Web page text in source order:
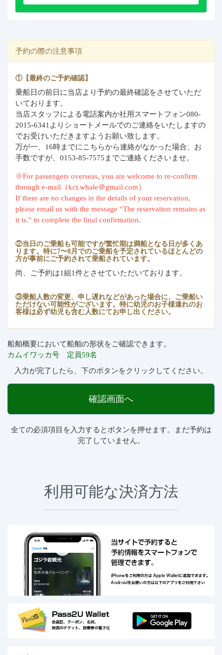
予約の際の注意事項
①【最終のご予約確認】
乗船日の前日に当店より予約の最終確認をさせていただ
いております。
当店スタッフによる電話案内か社用スマートフォン080-
2015-6341よりショートメールでのご連絡をいたしますの
でお受けいただきますようお願い致します。
万が一、16時までにこちらから連絡がなかった場合、お
手数ですが、0153-85-7575までご連絡くださいませ。
※For passengers overseas, you are welcome to re-confirm
through e-mail（kct.whale＠gmail.com）
If there are no changes in the details of your reservation,
please email us with the message “The reservation remains as
it is.” to complete the final confirmation.
②当日のご乗船も可能ですが繁忙期は満船となる日が多くあ
ります。特に7〜8月でのご乗船を予定されているほとんどの
方が事前にご予約されて乗船されています。
尚、ご予約は1組1件とさせていただいております。
③乗船人数の変更、申し遅れなどがあった場合に、ご乗船い
ただけない可能性がございます。特に幼児のお子様連れのお
客様は必ず幼児も含む人数にてお申し出ください。
船舶概要において船舶の形状をご確認できます。
カムイワッカ号 定員59名
入力が完了したら、下のボタンをクリックしてください。
確認画面へ
全ての必須項目を入力するとボタンを押せます。まだ予約は
完了していません。
利用可能な決済方法